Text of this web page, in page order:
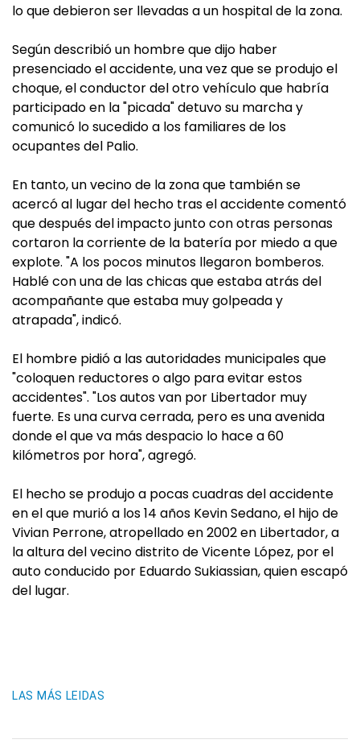
lo que debieron ser llevadas a un hospital de la zona.
Según describió un hombre que dijo haber
presenciado el accidente, una vez que se produjo el
choque, el conductor del otro vehículo que habría
participado en la "picada" detuvo su marcha y
comunicó lo sucedido a los familiares de los
ocupantes del Palio.
En tanto, un vecino de la zona que también se
acercó al lugar del hecho tras el accidente comentó
que después del impacto junto con otras personas
cortaron la corriente de la batería por miedo a que
explote. "A los pocos minutos llegaron bomberos.
Hablé con una de las chicas que estaba atrás del
acompañante que estaba muy golpeada y
atrapada", indicó.
El hombre pidió a las autoridades municipales que
"coloquen reductores o algo para evitar estos
accidentes". "Los autos van por Libertador muy
fuerte. Es una curva cerrada, pero es una avenida
donde el que va más despacio lo hace a 60
kilómetros por hora", agregó.
El hecho se produjo a pocas cuadras del accidente
en el que murió a los 14 años Kevin Sedano, el hijo de
Vivian Perrone, atropellado en 2002 en Libertador, a
la altura del vecino distrito de Vicente López, por el
auto conducido por Eduardo Sukiassian, quien escapó
del lugar.
LAS MÁS LEIDAS